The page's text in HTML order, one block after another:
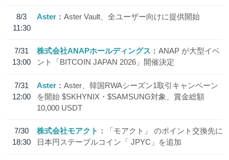
8/3
11:30
Aster Aster Vault、全ユーザー向けに提供開始
7/31
13:00
株式会社ANAPホールディングス
ANAP が大型イベ
ント「BITCOIN JAPAN 2026」開催決定
7/31
12:00
Aster
Aster、韓国RWAシーズン1取引キャンペーン
を開始 $SKHYNIX・$SAMSUNG対象、賞金総額
10,000 USDT
7/30
18:30
株式会社モアクト
「モアクト」 のポイント交換先に
日本円ステーブルコイン「 JPYC」を追加